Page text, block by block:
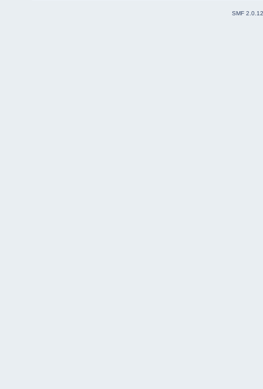
SMF 2.0.12